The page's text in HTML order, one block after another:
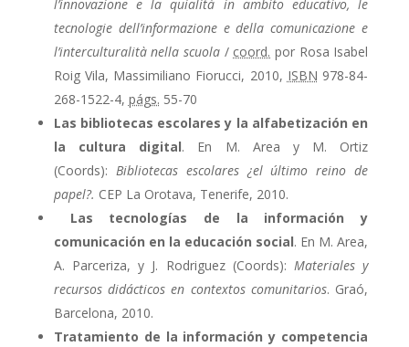
l’innovazione e la quialità in ambito educativo, le
tecnologie dell’informazione e della comunicazione e
l’interculturalità nella scuola / coord. por Rosa Isabel
Roig Vila, Massimiliano Fiorucci, 2010, ISBN 978-84-
268-1522-4, págs. 55-70
Las bibliotecas escolares y la alfabetización en
la cultura digital.
En M. Area y M. Ortiz
(Coords): Bibliotecas escolares ¿el último reino de
papel?. CEP La Orotava, Tenerife, 2010.
Las tecnologías de la información y
comunicación en la educación social. En M. Area,
A. Parceriza, y J. Rodriguez (Coords): Materiales y
recursos didácticos en contextos comunitarios. Graó,
Barcelona, 2010.
Tratamiento de la información y competencia